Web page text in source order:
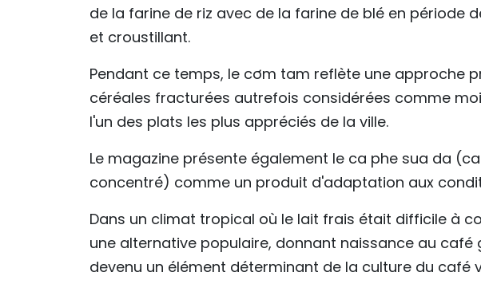
de la farine de riz avec de la farine de blé en période
et croustillant.
Pendant ce temps, le cơm tam reflète une approche
céréales fracturées autrefois considérées comme
l'un des plats les plus appréciés de la ville.
Le magazine présente également le ca phe sua da
concentré) comme un produit d'adaptation aux
Dans un climat tropical où le lait frais était difficile à
une alternative populaire, donnant naissance au café
devenu un élément déterminant de la culture du café